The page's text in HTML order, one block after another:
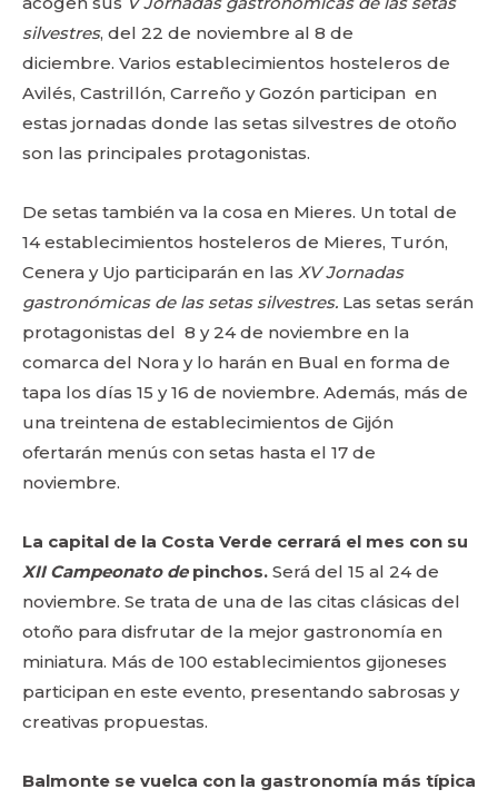
silvestres, del 22 de noviembre al 8 de
diciembre. Varios establecimientos hosteleros de
Avilés, Castrillón, Carreño y Gozón participan en
estas jornadas donde las setas silvestres de otoño
son las principales protagonistas.
De setas también va la cosa en Mieres. Un total de
14 establecimientos hosteleros de Mieres, Turón,
Cenera y Ujo participarán en las XV Jornadas
gastronómicas de las setas silvestres. Las setas serán
protagonistas del 8 y 24 de noviembre en la
comarca del Nora y lo harán en Bual en forma de
tapa los días 15 y 16 de noviembre. Además, más de
una treintena de establecimientos de Gijón
ofertarán menús con setas hasta el 17 de
noviembre.
La capital de la Costa Verde cerrará el mes con su
XII Campeonato depinchos. Será del 15 al 24 de
noviembre. Se trata de una de las citas clásicas del
otoño para disfrutar de la mejor gastronomía en
miniatura. Más de 100 establecimientos gijoneses
participan en este evento, presentando sabrosas y
creativas propuestas.
Balmonte se vuelca con la gastronomía más típica